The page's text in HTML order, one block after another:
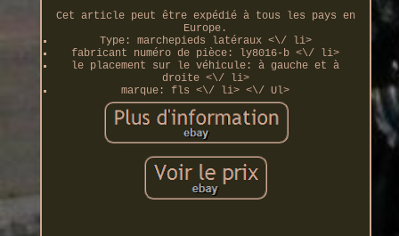
Cet article peut être expédié à tous les pays en
Europe.
Type: marchepieds latéraux <\/ li>
fabricant numéro de pièce: ly8016-b <\/ li>
le placement sur le véhicule: à gauche et à
droite <\/ li>
marque: fls <\/ li> <\/ Ul>